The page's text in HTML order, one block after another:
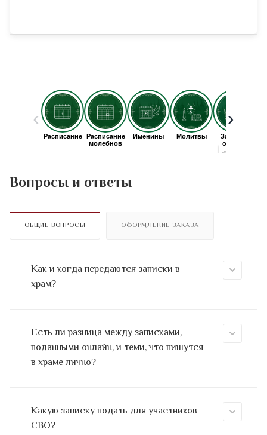
Вопросы и ответы
ОБЩИЕ ВОПРОСЫ ОФОРМЛЕНИЕ ЗАКАЗА
Как и когда передаются записки в
храм?
Есть ли разница между записками,
поданными онлайн, и теми, что пишутся
в храме лично?
Какую записку подать для участников
СВО?